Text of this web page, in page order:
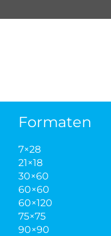
Formaten
7×28
21×18
30×60
60×60
60×120
75×75
90×90